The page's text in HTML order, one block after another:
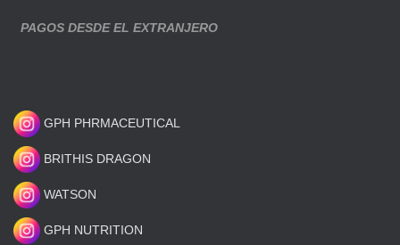
PAGOS DESDE EL EXTRANJERO
GPH PHRMACEUTICAL
BRITHIS DRAGON
WATSON
GPH NUTRITION